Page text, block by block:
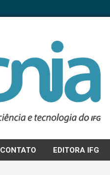
CONTATO EDITORA IFG